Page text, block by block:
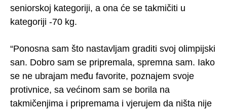
seniorskoj kategoriji, a ona će se takmičiti u
kategoriji -70 kg.
“Ponosna sam što nastavljam graditi svoj olimpijski
san. Dobro sam se pripremala, spremna sam. Iako
se ne ubrajam među favorite, poznajem svoje
protivnice, sa većinom sam se borila na
takmičenjima i pripremama i vjerujem da ništa nije